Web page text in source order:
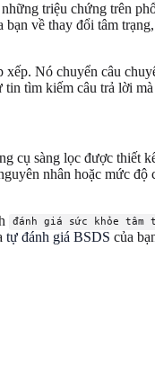
triệu chứng trên
về thay đổi tâm
Nó chuyển câu
tìm kiếm câu trả lời
sàng lọc được thiết
nhân hoặc mức độ
đánh giá sức khỏe tâm
tự đánh giá BSDS của